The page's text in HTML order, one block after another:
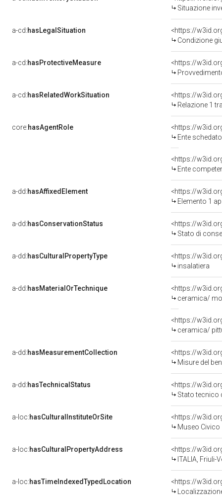
Situazione
a-cd:hasLegalSituation
Condizione
a-cd:hasProtectiveMeasure
<https://
a-cd:hasRelatedWorkSituation
Relazione 1
core:hasAgentRole
<https://
Ente schedatore
<https://
Ente competente
a-dd:hasAffixedElement
<https://
Elemento 1
a-dd:hasConservationStatus
<https://
Stato di
a-dd:hasCulturalPropertyType
<https://
insalatiera
a-dd:hasMaterialOrTechnique
<https://
ceramica/
<https://
ceramica/
a-dd:hasMeasurementCollection
<https://
Misure del
a-dd:hasTechnicalStatus
<https://
Stato tecnico
a-loc:hasCulturalInstituteOrSite
<https://
Museo Civico
a-loc:hasCulturalPropertyAddress
<https://
ITALIA, Friuli-
a-loc:hasTimeIndexedTypedLocation
<https://